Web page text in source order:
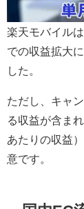
楽天モバイル
での収益拡大
した。
ただし、キャ
る収益が含ま
あたりの収益
意です。